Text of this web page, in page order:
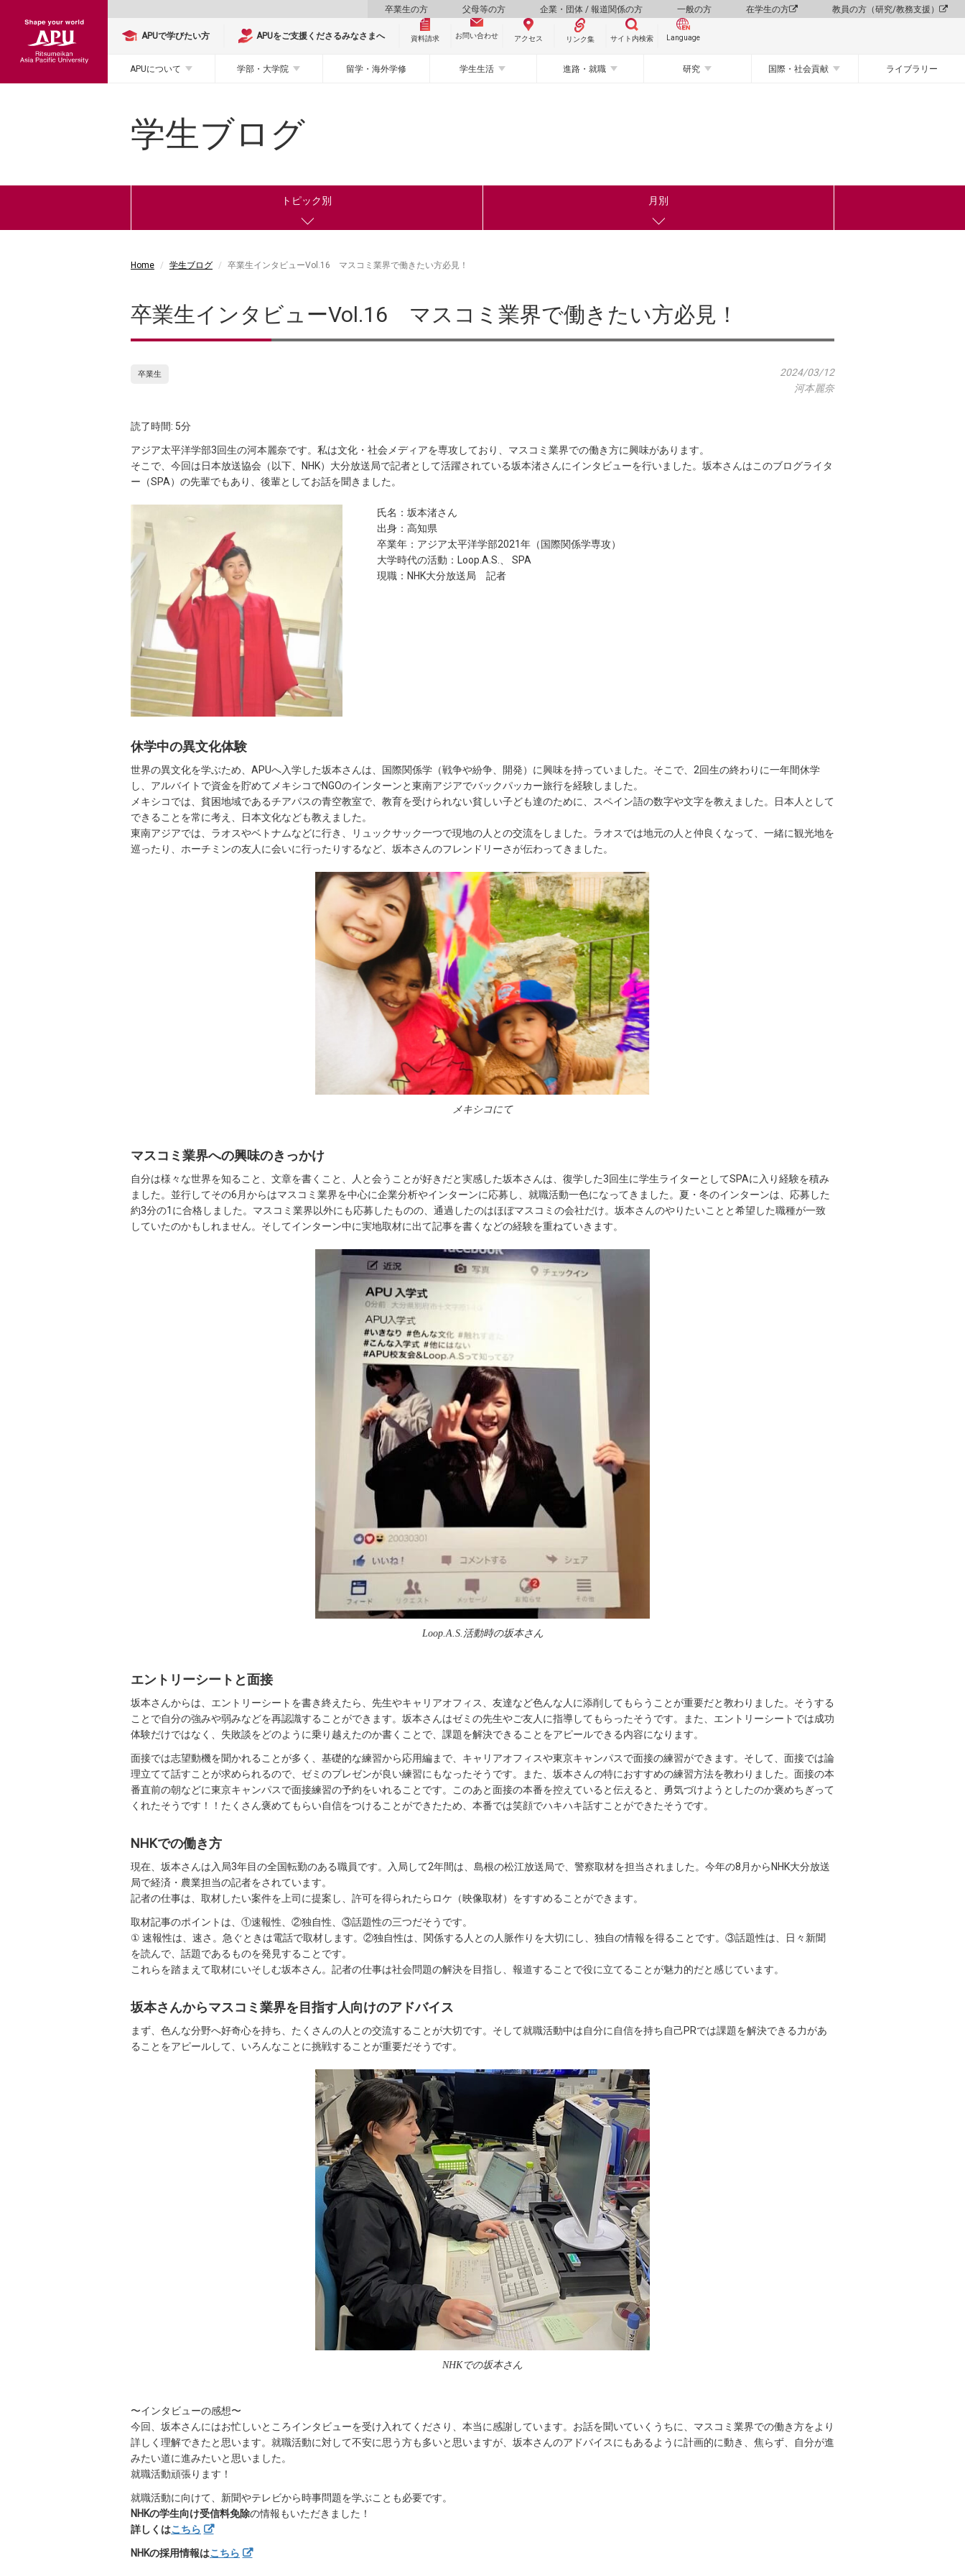
卒業生の方 父母等の方 企業・団体 / 報道関係の方 一般の方 在学生の方 教員の方（研究/教務支援）
APUで学びたい方 APUをご支援くださるみなさまへ 資料請求 お問い合わせ アクセス リンク集 サイト内検索 Language
APUについて 学部・大学院 留学・海外学修 学生生活 進路・就職 研究 国際・社会貢献 ライブラリー
学生ブログ
トピック別 月別
Home 学生ブログ 卒業生インタビューVol.16 マスコミ業界で働きたい方必見！
卒業生インタビューVol.16 マスコミ業界で働きたい方必見！
卒業生
2024/03/12
河本麗奈
読了時間: 5分
アジア太平洋学部3回生の河本麗奈です。私は文化・社会メディアを専攻しており、マスコミ業界での働き方に興味があります。
そこで、今回は日本放送協会（以下、NHK）大分放送局で記者として活躍されている坂本渚さんにインタビューを行いました。坂本さんはこのブログライタ
ー（SPA）の先輩でもあり、後輩としてお話を聞きました。
氏名：坂本渚さん
出身：高知県
卒業年：アジア太平洋学部2021年（国際関係学専攻）
大学時代の活動：Loop.A.S.、 SPA
現職：NHK大分放送局 記者
休学中の異文化体験
世界の異文化を学ぶため、APUへ入学した坂本さんは、国際関係学（戦争や紛争、開発）に興味を持っていました。そこで、2回生の終わりに一年間休学
し、アルバイトで資金を貯めてメキシコでNGOのインターンと東南アジアでバックパッカー旅行を経験しました。
メキシコでは、貧困地域であるチアパスの青空教室で、教育を受けられない貧しい子ども達のために、スペイン語の数字や文字を教えました。日本人として
できることを常に考え、日本文化なども教えました。
東南アジアでは、ラオスやベトナムなどに行き、リュックサック一つで現地の人との交流をしました。ラオスでは地元の人と仲良くなって、一緒に観光地を
巡ったり、ホーチミンの友人に会いに行ったりするなど、坂本さんのフレンドリーさが伝わってきました。
メキシコにて
マスコミ業界への興味のきっかけ
自分は様々な世界を知ること、文章を書くこと、人と会うことが好きだと実感した坂本さんは、復学した3回生に学生ライターとしてSPAに入り経験を積み
ました。並行してその6月からはマスコミ業界を中心に企業分析やインターンに応募し、就職活動一色になってきました。夏・冬のインターンは、応募した
約3分の1に合格しました。マスコミ業界以外にも応募したものの、通過したのはほぼマスコミの会社だけ。坂本さんのやりたいことと希望した職種が一致
していたのかもしれません。そしてインターン中に実地取材に出て記事を書くなどの経験を重ねていきます。
Loop.A.S.活動時の坂本さん
エントリーシートと面接
坂本さんからは、エントリーシートを書き終えたら、先生やキャリアオフィス、友達など色んな人に添削してもらうことが重要だと教わりました。そうする
ことで自分の強みや弱みなどを再認識することができます。坂本さんはゼミの先生やご友人に指導してもらったそうです。また、エントリーシートでは成功
体験だけではなく、失敗談をどのように乗り越えたのか書くことで、課題を解決できることをアピールできる内容になります。
面接では志望動機を聞かれることが多く、基礎的な練習から応用編まで、キャリアオフィスや東京キャンパスで面接の練習ができます。そして、面接では論
理立てて話すことが求められるので、ゼミのプレゼンが良い練習にもなったそうです。また、坂本さんの特におすすめの練習方法を教わりました。面接の本
番直前の朝などに東京キャンパスで面接練習の予約をいれることです。このあと面接の本番を控えていると伝えると、勇気づけようとしたのか褒めちぎって
くれたそうです！！たくさん褒めてもらい自信をつけることができたため、本番では笑顔でハキハキ話すことができたそうです。
NHKでの働き方
現在、坂本さんは入局3年目の全国転勤のある職員です。入局して2年間は、島根の松江放送局で、警察取材を担当されました。今年の8月からNHK大分放送
局で経済・農業担当の記者をされています。
記者の仕事は、取材したい案件を上司に提案し、許可を得られたらロケ（映像取材）をすすめることができます。
取材記事のポイントは、①速報性、②独自性、③話題性の三つだそうです。
① 速報性は、速さ。急ぐときは電話で取材します。②独自性は、関係する人との人脈作りを大切にし、独自の情報を得ることです。③話題性は、日々新聞
を読んで、話題であるものを発見することです。
これらを踏まえて取材にいそしむ坂本さん。記者の仕事は社会問題の解決を目指し、報道することで役に立てることが魅力的だと感じています。
坂本さんからマスコミ業界を目指す人向けのアドバイス
まず、色んな分野へ好奇心を持ち、たくさんの人との交流することが大切です。そして就職活動中は自分に自信を持ち自己PRでは課題を解決できる力があ
ることをアピールして、いろんなことに挑戦することが重要だそうです。
NHKでの坂本さん
〜インタビューの感想〜
今回、坂本さんにはお忙しいところインタビューを受け入れてくださり、本当に感謝しています。お話を聞いていくうちに、マスコミ業界での働き方をより
詳しく理解できたと思います。就職活動に対して不安に思う方も多いと思いますが、坂本さんのアドバイスにもあるように計画的に動き、焦らず、自分が進
みたい道に進みたいと思いました。
就職活動頑張ります！
就職活動に向けて、新聞やテレビから時事問題を学ぶことも必要です。
NHKの学生向け受信料免除の情報もいただきました！
詳しくはこちら
NHKの採用情報はこちら